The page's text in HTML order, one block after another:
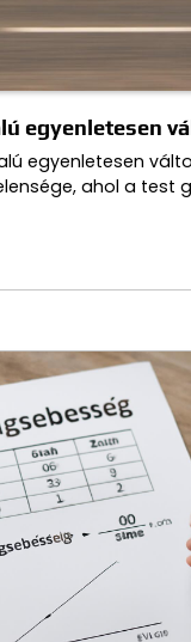
egyenletesen
egyenletesen
ahol a test